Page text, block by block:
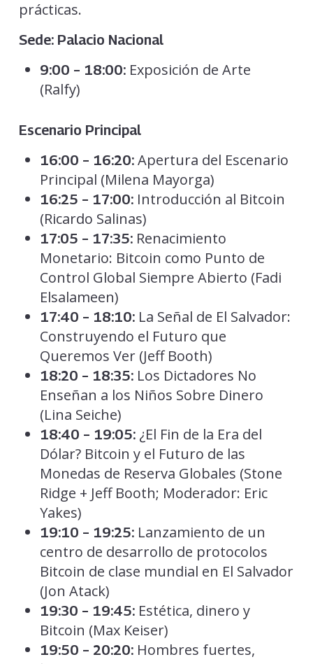
prácticas.
Sede: Palacio Nacional
9:00 – 18:00:Exposición de Arte
(Ralfy)
Escenario Principal
16:00 – 16:20:Apertura del Escenario
Principal (Milena Mayorga)
16:25 – 17:00:Introducción al Bitcoin
(Ricardo Salinas)
17:05 – 17:35:Renacimiento
Monetario: Bitcoin como Punto de
Control Global Siempre Abierto (Fadi
Elsalameen)
17:40 – 18:10:La Señal de El Salvador:
Construyendo el Futuro que
Queremos Ver (Jeff Booth)
18:20 – 18:35:Los Dictadores No
Enseñan a los Niños Sobre Dinero
(Lina Seiche)
18:40 – 19:05:¿El Fin de la Era del
Dólar? Bitcoin y el Futuro de las
Monedas de Reserva Globales (Stone
Ridge + Jeff Booth; Moderador: Eric
Yakes)
19:10 – 19:25:Lanzamiento de un
centro de desarrollo de protocolos
Bitcoin de clase mundial en El Salvador
(Jon Atack)
19:30 – 19:45:Estética, dinero y
Bitcoin (Max Keiser)
19:50 – 20:20:Hombres fuertes,